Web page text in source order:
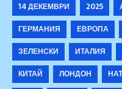
14 ДЕКЕМВРИ 2025
ГЕРМАНИЯ
ЕВРОПА
ЗЕЛЕНСКИ
ИТАЛИЯ
КИТАЙ
ЛОНДОН